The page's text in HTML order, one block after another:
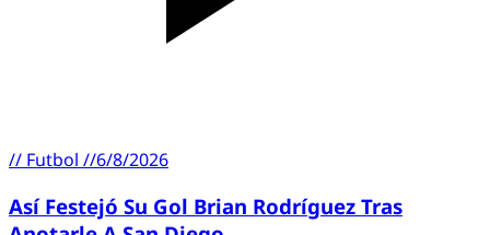
// Futbol //6/8/2026
Así Festejó Su Gol Brian Rodríguez Tras